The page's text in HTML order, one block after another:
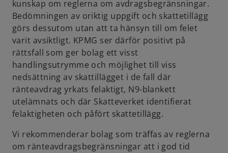
kunskap om reglerna om avdragsbegränsningar.
Bedömningen av oriktig uppgift och skattetillägg
görs dessutom utan att ta hänsyn till om felet
varit avsiktligt. KPMG ser därför positivt på
rättsfall som ger bolag ett visst
handlingsutrymme och möjlighet till viss
nedsättning av skattillägget i de fall där
ränteavdrag yrkats felaktigt, N9-blankett
utelämnats och där Skatteverket identifierat
felaktigheten och påfört skattetillägg.
Vi rekommenderar bolag som träffas av reglerna
om ränteavdragsbegränsningar att i god tid